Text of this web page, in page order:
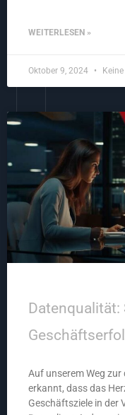
WEITERLESEN »
Oktober 9, 2024
Datenqualität:
Auf unserem Weg
erkannt, dass das
Geschäftsziele in der